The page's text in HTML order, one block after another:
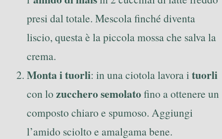
presi dal totale. Mescola finché diventa
liscio, questa è la piccola mossa che salva la
crema.
Monta i tuorli: in una ciotola lavora ituorli
con lo zucchero semolatofino a ottenere un
composto chiaro e spumoso. Aggiungi
l’amido sciolto e amalgama bene.